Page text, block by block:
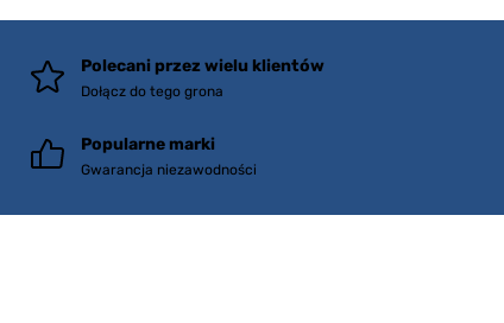
Polecani przez wielu klientów
Dołącz do tego grona
Popularne marki
Gwarancja niezawodności